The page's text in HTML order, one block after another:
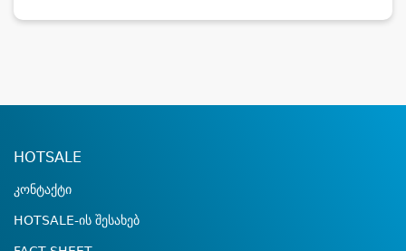
HOTSALE
კონტაქტი
HOTSALE-ის შესახებ